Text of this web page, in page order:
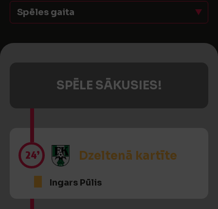
Spēles gaita
SPĒLE SĀKUSIES!
24’ Dzeltenā kartīte
Ingars Pūlis